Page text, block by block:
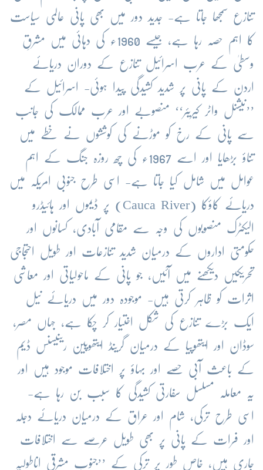
تنازع سمجھا جاتا ہے- جدید دور میں بھی پانی عالمی سیاست
کا اہم حصہ رہا ہے، جیسے 1960ء کی دہائی میں مشرقِ
وسطیٰ کے عرب اسرائیل تنازع کے دوران دریائے
اردن کے پانی پر شدید کشیدگی پیدا ہوئی- اسرائیل کے
’’نیشنل واٹر کیریئر‘‘ منصوبے اور عرب ممالک کی جانب
سے پانی کے رخ کو موڑنے کی کوششوں نے خطے میں
تناؤ بڑھایا اور اسے 1967ء کی چھ روزہ جنگ کے اہم
عوامل میں شامل کیا جاتا ہے- اسی طرح جنوبی امریکہ میں
دریائے کاؤکا (Cauca River) پر ڈیموں اور ہائیڈرو
الیکٹرک منصوبوں کی وجہ سے مقامی آبادی، کسانوں اور
حکومتی اداروں کے درمیان شدید تنازعات اور طویل احتجاجی
تحریکیں دیکھنے میں آئیں، جو پانی کے ماحولیاتی اور معاشی
اثرات کو ظاہر کرتی ہیں- موجودہ دور میں دریائے نیل
ایک بڑے تنازع کی شکل اختیار کر چکا ہے، جہاں مصر،
سوڈان اور ایتھوپیا کے درمیان گرینڈ ایتھوپین رینیسنس ڈیم
کے باعث آبی حصے اور بہاؤ پر اختلافات موجود ہیں اور
یہ معاملہ مسلسل سفارتی کشیدگی کا سبب بن رہا ہے-
اسی طرح ترکی، شام اور عراق کے درمیان دریائے دجلہ
اور فرات کے پانی پر بھی طویل عرصے سے اختلافات
جاری ہیں، خاص طور پر ترکی کے ’’جنوب مشرقی اناطولیہ